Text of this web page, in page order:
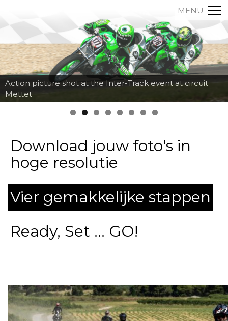
MENU
Action picture shot at the Inter-Track event at circuit
Mettet
Download jouw foto's in
hoge resolutie
Vier gemakkelijke stappen
Ready, Set ... GO!